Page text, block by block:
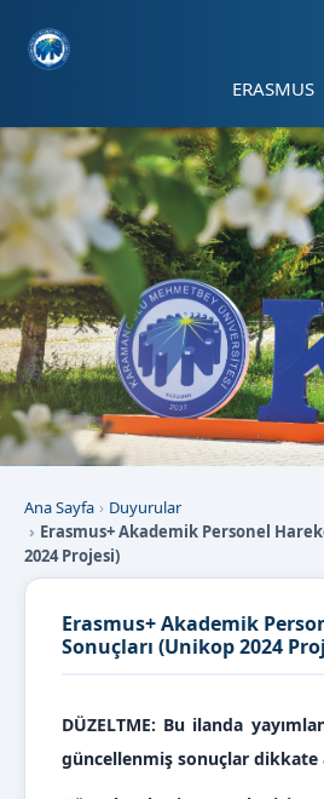
ERASMUS
Ana Sayfa
Duyurular
Erasmus+ Akademik Personel
2024 Projesi)
Erasmus+ Akademik
Sonuçları (Unikop 2024
DÜZELTME: Bu ilanda
güncellenmiş sonuçlar dikkate